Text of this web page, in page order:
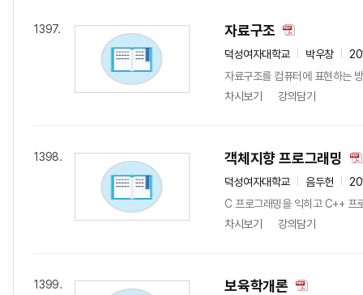
1397. 자료구조
덕성여자대학교 박우창
자료구조를 컴퓨터에 표현하는
차시보기
강의담기
1398. 객체지향 프로그래밍
덕성여자대학교 음두헌
C 프로그래밍을 익히고 C++ 프
차시보기
강의담기
1399. 보육학개론